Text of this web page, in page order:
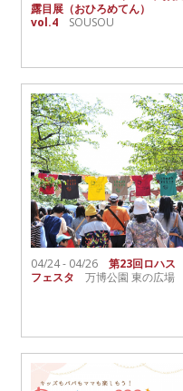
露目展（おひろめてん）
vol.4 SOUSOU
04/24 - 04/26第23回ロハス
フェスタ 万博公園 東の広場